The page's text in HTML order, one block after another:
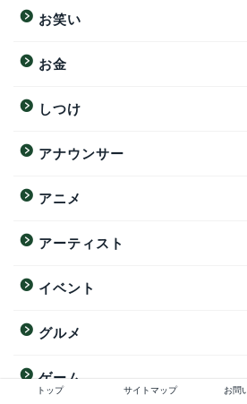
お笑い
お金
しつけ
アナウンサー
アニメ
アーティスト
イベント
グルメ
ゲーム
トップ サイトマップ お問